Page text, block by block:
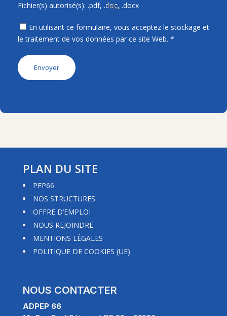
Mo.
Fichier(s) autorisé(s): .pdf, .doc, .docx
En utilisant ce formulaire, vous acceptez le stockage et
le traitement de vos données par ce site Web. *
PLAN DU SITE
PEP66
NOS STRUCTURES
OFFRE D’EMPLOI
NOUS REJOINDRE
MENTIONS LÉGALES
POLITIQUE DE COOKIES (UE)
NOUS CONTACTER
ADPEP 66